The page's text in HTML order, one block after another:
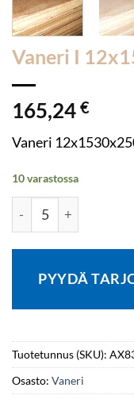
Vaneri I
165,24 €
Vaneri
10 varastossa
Vaneri I
PYYDÄ
Tuotetunnus (SKU):
Osasto: Vaneri